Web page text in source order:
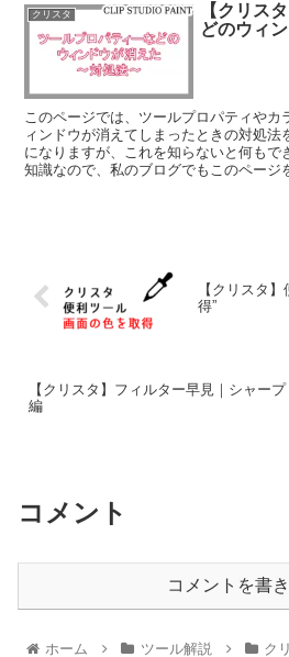
クリスタ
【クリス
どのウィ
このページでは、ツールプロパティやカ
ィンドウが消えてしまったときの対処法
になりますが、これを知らないと何もで
知識なので、私のブログでもこのページ
【クリスタ
得”
【クリスタ】フィルター早見｜シャープ
編
コメント
コメントを書
ホーム ツール解説 ク